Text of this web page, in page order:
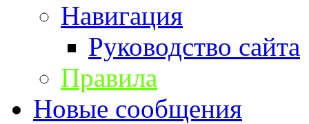
Навигация
Руководство сайта
Правила
Новые сообщения